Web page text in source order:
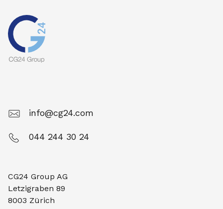
info@cg24.com
044 244 30 24
CG24 Group AG
Letzigraben 89
8003 Zürich